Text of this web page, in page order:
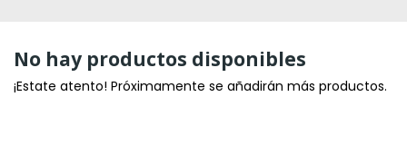
No hay productos disponibles
¡Estate atento! Próximamente se añadirán más productos.